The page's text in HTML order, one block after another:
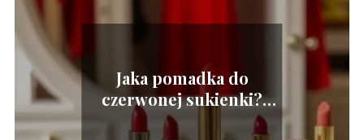
Jaka pomadka do
czerwonej sukienki?
Odkryj idealne kolory!